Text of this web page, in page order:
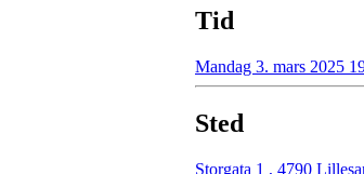
Tid
Mandag 3. mars 2025
Sted
Storgata 1 , 4790